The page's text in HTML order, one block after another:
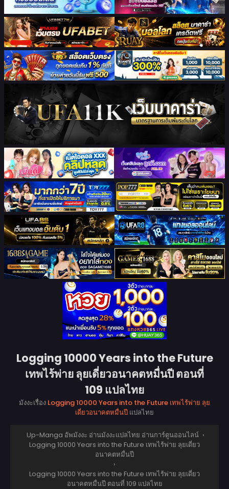
Logging 10000 Years into the Future
เทพไร้พ่าย ลุยเดี่ยวอนาคตหมื่นปี ตอนที่
109 แปลไทย
มังงะเรื่อง Logging 10000 Years into the Future เทพไร้พ่าย ลุย
เดี่ยวอนาคตหมื่นปี แปลไทย
Up-Manga อัพมังงะ อ่านมังงะแปลไทย อ่านการ์ตูนออนไลน์ ›
Logging 10000 Years into the Future เทพไร้พ่าย ลุยเดี่ยว
อนาคตหมื่นปี
›
Logging 10000 Years into the Future เทพไร้พ่าย ลุยเดี่ยว
อนาคตหมื่นปี ตอนที่ 109 แปลไทย